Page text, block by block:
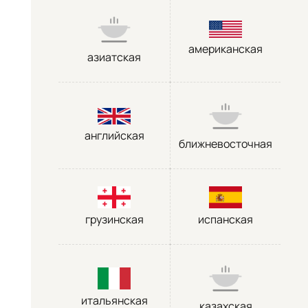
азиатская
американская
английская
ближневосточная
грузинская испанская
итальянская